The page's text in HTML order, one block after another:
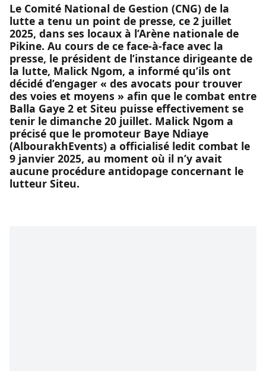
Le Comité National de Gestion (CNG) de la
lutte a tenu un point de presse, ce 2 juillet
2025, dans ses locaux à l’Arène nationale de
Pikine. Au cours de ce face-à-face avec la
presse, le président de l’instance dirigeante de
la lutte, Malick Ngom, a informé qu’ils ont
décidé d’engager « des avocats pour trouver
des voies et moyens » afin que le combat entre
Balla Gaye 2 et Siteu puisse effectivement se
tenir le dimanche 20 juillet. Malick Ngom a
précisé que le promoteur Baye Ndiaye
(AlbourakhEvents) a officialisé ledit combat le
9 janvier 2025, au moment où il n’y avait
aucune procédure antidopage concernant le
lutteur Siteu.